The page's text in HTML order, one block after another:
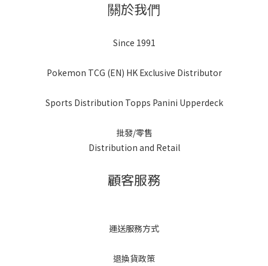
關於我們
Since 1991
Pokemon TCG (EN) HK Exclusive Distributor
Sports Distribution Topps Panini Upperdeck
批發/零售
Distribution and Retail
顧客服務
運送服務方式
退換貨政策